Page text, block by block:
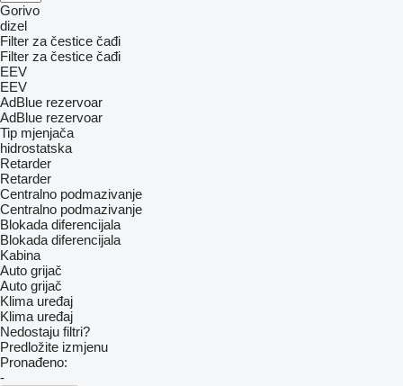
Gorivo
dizel
Filter za čestice čađi
Filter za čestice čađi
EEV
EEV
AdBlue rezervoar
AdBlue rezervoar
Tip mјenjača
hidrostatska
Retarder
Retarder
Centralno podmazivanje
Centralno podmazivanje
Blokada diferencijala
Blokada diferencijala
Kabina
Auto grijač
Auto grijač
Klima uređaj
Klima uređaj
Nedostaju filtri?
Predložite izmjenu
Pronađeno:
-